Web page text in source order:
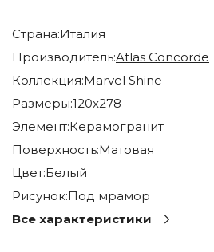
Страна:Италия
Производитель:Atlas Concorde
Коллекция:Marvel Shine
Размеры:120x278
Элемент:Керамогранит
Поверхность:Матовая
Цвет:Белый
Рисунок:Под мрамор
Все характеристики